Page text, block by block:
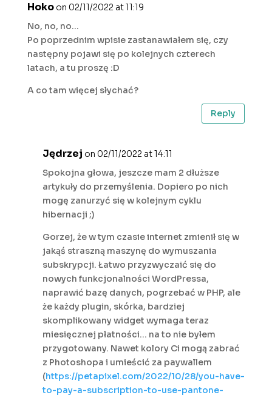
Hoko on 02/11/2022 at 11:19
No, no, no…
Po poprzednim wpisie zastanawiałem się, czy
następny pojawi się po kolejnych czterech
latach, a tu proszę :D
A co tam więcej słychać?
Reply
Jędrzej on 02/11/2022 at 14:11
Spokojna głowa, jeszcze mam 2 dłuższe
artykuły do przemyślenia. Dopiero po nich
mogę zanurzyć się w kolejnym cyklu
hibernacji ;)
Gorzej, że w tym czasie internet zmienił się w
jakąś straszną maszynę do wymuszania
subskrypcji. Łatwo przyzwyczaić się do
nowych funkcjonalności WordPressa,
naprawić bazę danych, pogrzebać w PHP, ale
że każdy plugin, skórka, bardziej
skomplikowany widget wymaga teraz
miesięcznej płatności… na to nie byłem
przygotowany. Nawet kolory Ci mogą zabrać
z Photoshopa i umieścić za paywallem
(https://petapixel.com/2022/10/28/you-have-
to-pay-a-subscription-to-use-pantone-